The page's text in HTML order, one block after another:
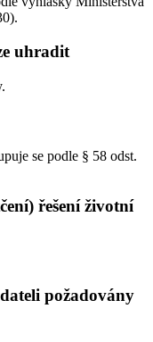
uhradit
se podle § 58 odst.
řešení životní
požadovány